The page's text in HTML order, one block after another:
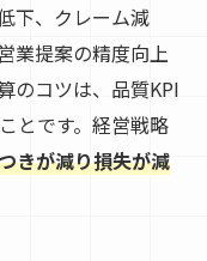
下、クレーム減
業提案の精度向上
のコツは、品質KPI
とです。経営戦略
きが減り損失が減